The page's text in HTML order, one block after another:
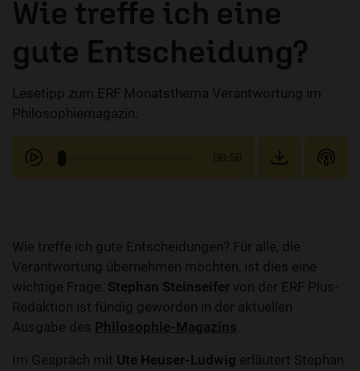
Wie treffe ich eine
gute Entscheidung?
Lesetipp zum ERF Monatsthema Verantwortung im
Philosophiemagazin.
06:56
Wie treffe ich gute Entscheidungen? Für alle, die
Verantwortung übernehmen möchten, ist dies eine
wichtige Frage. Stephan Steinseifer von der ERF Plus-
Redaktion ist fündig geworden in der aktuellen
Ausgabe des Philosophie-Magazins
Im Gespräch mit Ute Heuser-Ludwig erläutert Stephan